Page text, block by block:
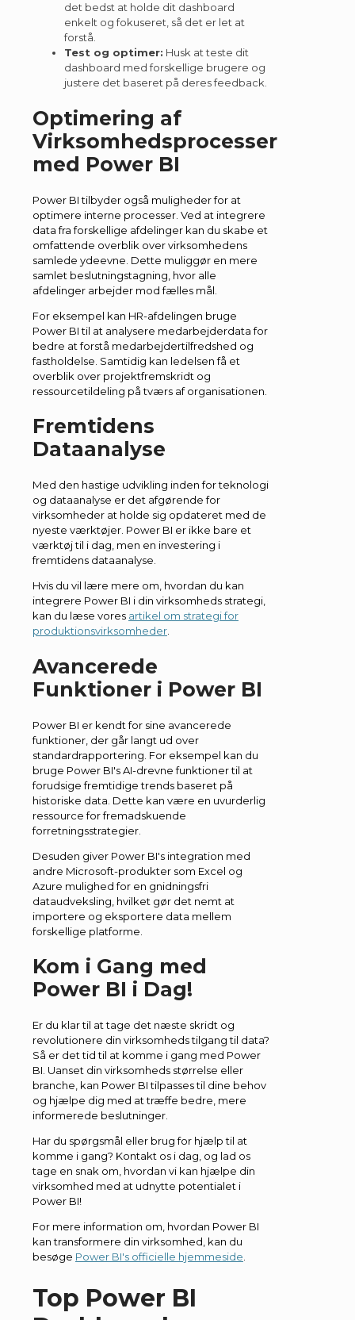
det bedst at holde dit dashboard
enkelt og fokuseret, så det er let at
forstå.
Test og optimer: Husk at teste dit
dashboard med forskellige brugere og
justere det baseret på deres feedback.
Optimering af
Virksomhedsprocesser
med Power BI
Power BI tilbyder også muligheder for at
optimere interne processer. Ved at integrere
data fra forskellige afdelinger kan du skabe et
omfattende overblik over virksomhedens
samlede ydeevne. Dette muliggør en mere
samlet beslutningstagning, hvor alle
afdelinger arbejder mod fælles mål.
For eksempel kan HR-afdelingen bruge
Power BI til at analysere medarbejderdata for
bedre at forstå medarbejdertilfredshed og
fastholdelse. Samtidig kan ledelsen få et
overblik over projektfremskridt og
ressourcetildeling på tværs af organisationen.
Fremtidens
Dataanalyse
Med den hastige udvikling inden for teknologi
og dataanalyse er det afgørende for
virksomheder at holde sig opdateret med de
nyeste værktøjer. Power BI er ikke bare et
værktøj til i dag, men en investering i
fremtidens dataanalyse.
Hvis du vil lære mere om, hvordan du kan
integrere Power BI i din virksomheds strategi,
kan du læse vores artikel om strategi for
produktionsvirksomheder
Avancerede
Funktioner i Power BI
Power BI er kendt for sine avancerede
funktioner, der går langt ud over
standardrapportering. For eksempel kan du
bruge Power BI's AI-drevne funktioner til at
forudsige fremtidige trends baseret på
historiske data. Dette kan være en uvurderlig
ressource for fremadskuende
forretningsstrategier.
Desuden giver Power BI's integration med
andre Microsoft-produkter som Excel og
Azure mulighed for en gnidningsfri
dataudveksling, hvilket gør det nemt at
importere og eksportere data mellem
forskellige platforme.
Kom i Gang med
Power BI i Dag!
Er du klar til at tage det næste skridt og
revolutionere din virksomheds tilgang til data?
Så er det tid til at komme i gang med Power
BI. Uanset din virksomheds størrelse eller
branche, kan Power BI tilpasses til dine behov
og hjælpe dig med at træffe bedre, mere
informerede beslutninger.
Har du spørgsmål eller brug for hjælp til at
komme i gang? Kontakt os i dag, og lad os
tage en snak om, hvordan vi kan hjælpe din
virksomhed med at udnytte potentialet i
Power BI!
For mere information om, hvordan Power BI
kan transformere din virksomhed, kan du
besøge Power BI's officielle hjemmeside
Top Power BI